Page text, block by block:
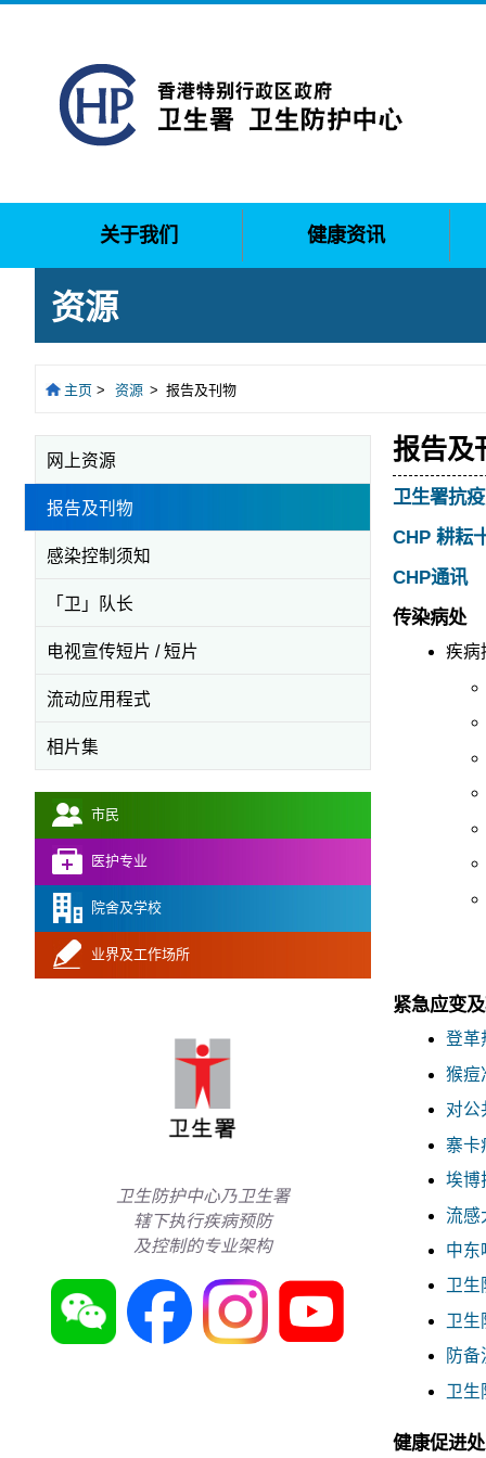
关于我们 健康资讯
资源
主页 > 资源 > 报告及刊物
报告及
卫生署抗
CHP 耕耘
CHP通讯
传染病处
疾病
紧急应变
登革
猴痘
对公
寨卡
埃博
流感
中东
卫生
卫生
防
卫生
健康促进处
网上资源
报告及刊物
感染控制须知
「卫」队长
电视宣传短片 / 短片
流动应用程式
相片集
市民
医护专业
院舍及学校
业界及工作场所
卫生防护中心乃卫生署
辖下执行疾病预防
及控制的专业架构